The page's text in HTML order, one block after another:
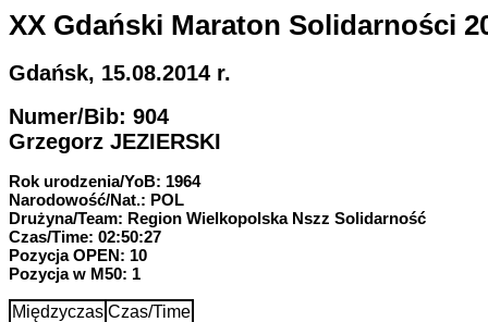
XX Gdański Maraton Solidarności
Gdańsk, 15.08.2014 r.
Numer/Bib: 904
Grzegorz JEZIERSKI
Rok urodzenia/YoB: 1964
Narodowość/Nat.: POL
Drużyna/Team: Region Wielkopolska Nszz Solidarność
Czas/Time: 02:50:27
Pozycja OPEN: 10
Pozycja w M50: 1
Międzyczas Czas/Time